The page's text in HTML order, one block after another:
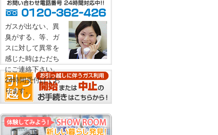
ガスが出ない、異
臭がする、等、ガ
スに対して異常を
感じた時はただち
にご連絡下さい。
24時間受付けてお
ります。